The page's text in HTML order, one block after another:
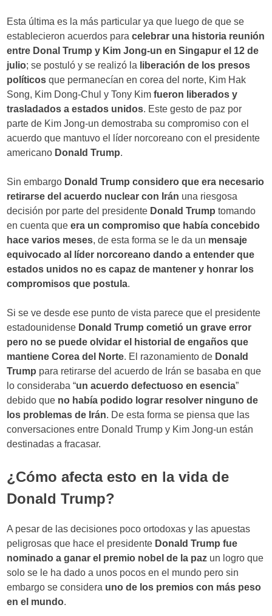
Esta última es la más particular ya que luego de que se
establecieron acuerdos paracelebrar una historia reunión
entre Donal Trump y Kim Jong-un en Singapur el 12 de
julio; se postuló y se realizó la liberación de los presos
políticosque permanecían en corea del norte, Kim Hak
Song, Kim Dong-Chul y Tony Kimfueron liberados y
trasladados a estados unidos. Este gesto de paz por
parte de Kim Jong-un demostraba su compromiso con el
acuerdo que mantuvo el líder norcoreano con el presidente
americano Donald Trump.
Sin embargo Donald Trump considero que era necesario
retirarse del acuerdo nuclear con Irán una riesgosa
decisión por parte del presidente Donald Trump tomando
en cuenta queera un compromiso que había concebido
hace varios meses, de esta forma se le da un mensaje
equivocado al líder norcoreano dando a entender que
estados unidos no es capaz de mantener y honrar los
compromisos que postula.
Si se ve desde ese punto de vista parece que el presidente
estadounidense Donald Trump cometió un grave error
pero no se puede olvidar el historial de engaños que
mantiene Corea del Norte. El razonamiento de Donald
Trump para retirarse del acuerdo de Irán se basaba en que
lo consideraba “un acuerdo defectuoso en esencia”
debido que no había podido lograr resolver ninguno de
los problemas de Irán. De esta forma se piensa que las
conversaciones entre Donald Trump y Kim Jong-un están
destinadas a fracasar.
¿Cómo afecta esto en la vida de
Donald Trump?
A pesar de las decisiones poco ortodoxas y las apuestas
peligrosas que hace el presidente Donald Trump fue
nominado a ganar el premio nobel de la paz un logro que
solo se le ha dado a unos pocos en el mundo pero sin
embargo se considera uno de los premios con más peso
en el mundo.